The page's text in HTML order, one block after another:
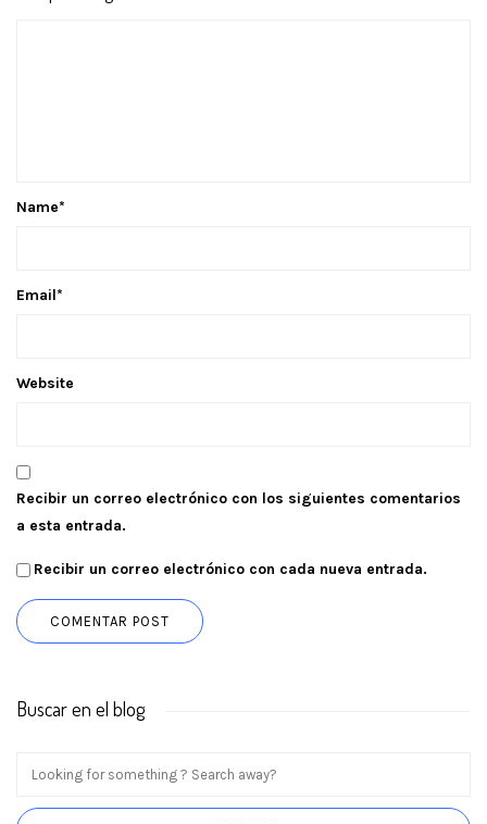
Name*
Email*
Website
Recibir un correo electrónico con los siguientes comentarios
a esta entrada.
Recibir un correo electrónico con cada nueva entrada.
Buscar en el blog